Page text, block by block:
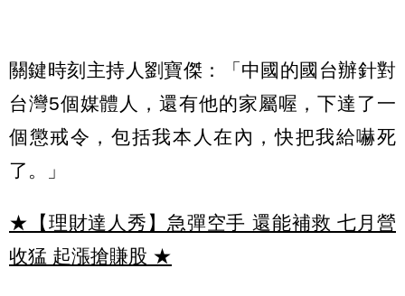
關鍵時刻主持人劉寶傑：「中國的國台辦針對
台灣5個媒體人，還有他的家屬喔，下達了一
個懲戒令，包括我本人在內，快把我給嚇死
了。」
★【理財達人秀】急彈空手 還能補救 七月營
收猛 起漲搶賺股 ★